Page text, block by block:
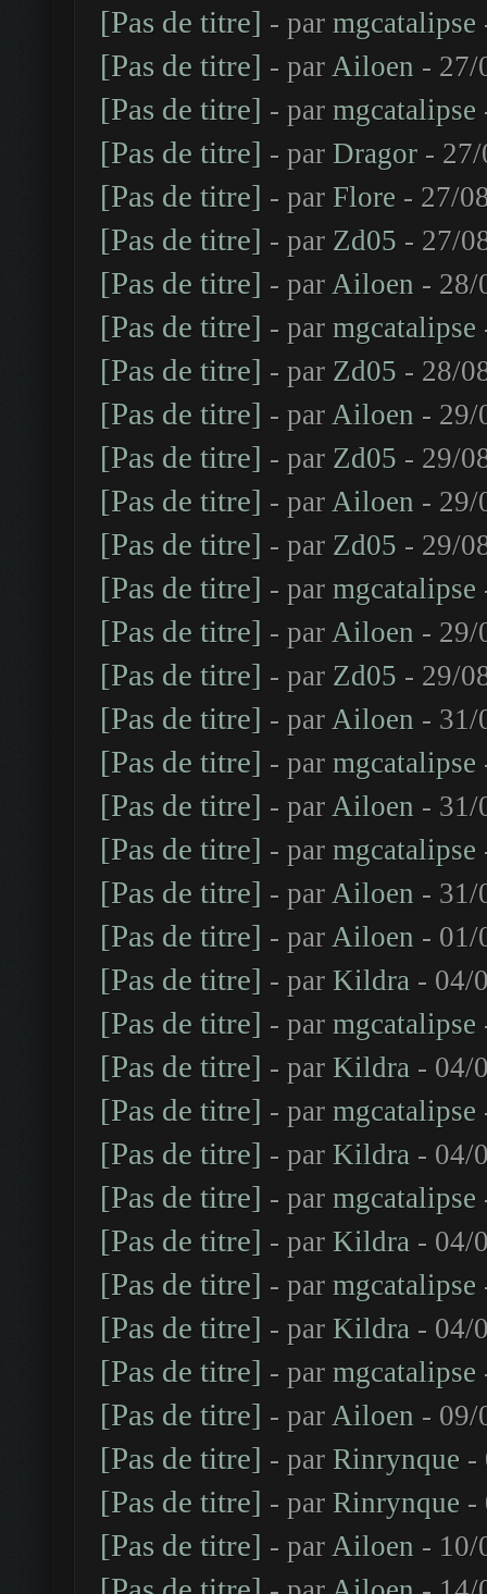
[Pas de titre] - par mgcatalipse
[Pas de titre] - par Ailoen - 27/
[Pas de titre] - par mgcatalipse
[Pas de titre] - par Dragor -
[Pas de titre] - par Flore - 27/
[Pas de titre] - par Zd05 - 27/
[Pas de titre] - par Ailoen - 28/
[Pas de titre] - par mgcatalipse
[Pas de titre] - par Zd05 - 28/
[Pas de titre] - par Ailoen - 29/
[Pas de titre] - par Zd05 - 29/
[Pas de titre] - par Ailoen - 29/
[Pas de titre] - par Zd05 - 29/
[Pas de titre] - par mgcatalipse
[Pas de titre] - par Ailoen - 29/
[Pas de titre] - par Zd05 - 29/
[Pas de titre] - par Ailoen - 31/
[Pas de titre] - par mgcatalipse
[Pas de titre] - par Ailoen - 31/
[Pas de titre] - par mgcatalipse
[Pas de titre] - par Ailoen - 31/
[Pas de titre] - par Ailoen - 01/
[Pas de titre] - par Kildra - 04/
[Pas de titre] - par mgcatalipse
[Pas de titre] - par Kildra - 04/
[Pas de titre] - par mgcatalipse
[Pas de titre] - par Kildra - 04/
[Pas de titre] - par mgcatalipse
[Pas de titre] - par Kildra - 04/
[Pas de titre] - par mgcatalipse
[Pas de titre] - par Kildra - 04/
[Pas de titre] - par mgcatalipse
[Pas de titre] - par Ailoen - 09/
[Pas de titre] - par Rinrynque -
[Pas de titre] - par Rinrynque -
[Pas de titre] - par Ailoen - 10/